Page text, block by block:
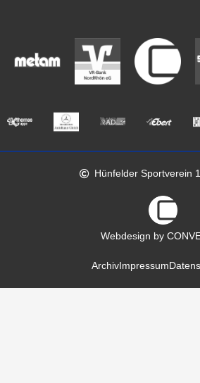
Hünfelder Sportverein
Webdesign by
ArchivImpressum